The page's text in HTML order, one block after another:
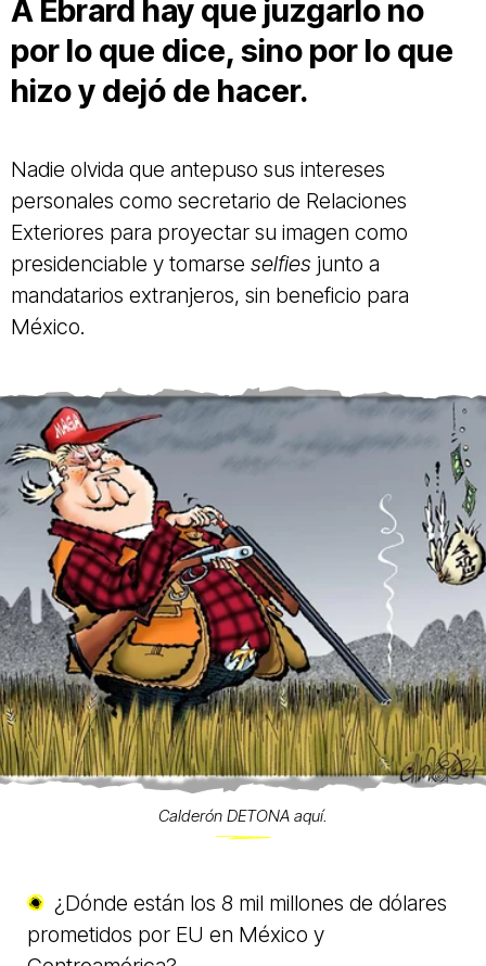
A Ebrard hay que juzgarlo no
por lo que dice, sino por lo que
hizo y dejó de hacer.
Nadie olvida que antepuso sus intereses
personales como secretario de Relaciones
Exteriores para proyectar su imagen como
presidenciable y tomarse selfies junto a
mandatarios extranjeros, sin beneficio para
México.
Calderón DETONA aquí.
¿Dónde están los 8 mil millones de dólares
prometidos por EU en México y